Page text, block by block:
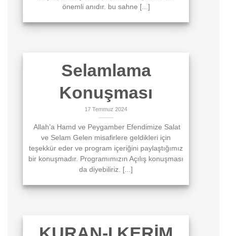
önemli anıdır. bu sahne [...]
Selamlama
Konuşması
17 Temmuz 2024
Allah’a Hamd ve Peygamber Efendimize Salat
ve Selam Gelen misafirlere geldikleri için
teşekkür eder ve program içeriğini paylaştığımız
bir konuşmadır. Programımızın Açılış konuşması
da diyebiliriz. [...]